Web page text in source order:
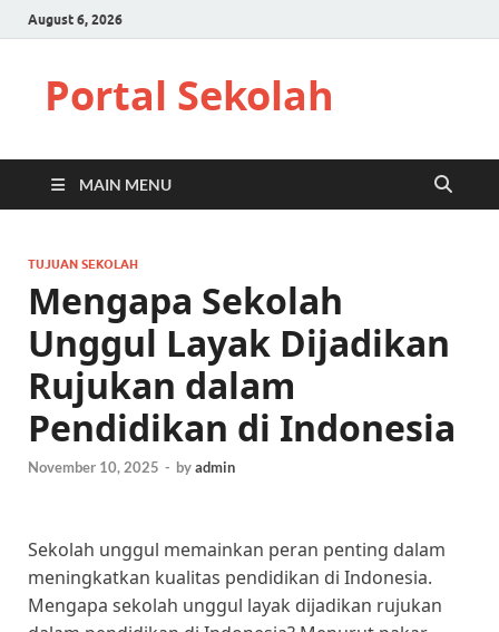
August 6, 2026
Portal Sekolah
MAIN MENU
TUJUAN SEKOLAH
Mengapa Sekolah
Unggul Layak Dijadikan
Rujukan dalam
Pendidikan di Indonesia
November 10, 2025 - byadmin
Sekolah unggul memainkan peran penting dalam
meningkatkan kualitas pendidikan di Indonesia.
Mengapa sekolah unggul layak dijadikan rujukan